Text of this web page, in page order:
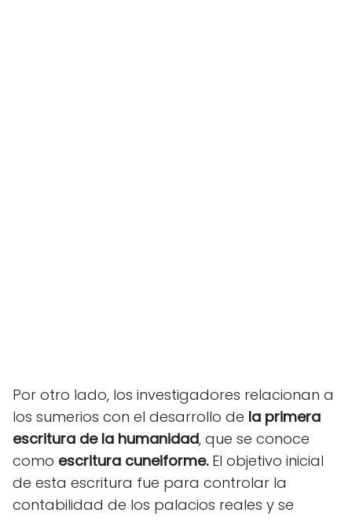
Por otro lado, los investigadores relacionan a
los sumerios con el desarrollo de la primera
escritura de la humanidad, que se conoce
como escritura cuneiforme.El objetivo inicial
de esta escritura fue para controlar la
contabilidad de los palacios reales y se